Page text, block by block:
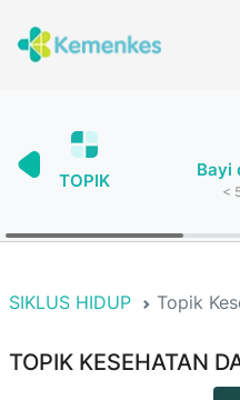
TOPIK
Bayi
<
SIKLUS HIDUP Topik
TOPIK KESEHATAN